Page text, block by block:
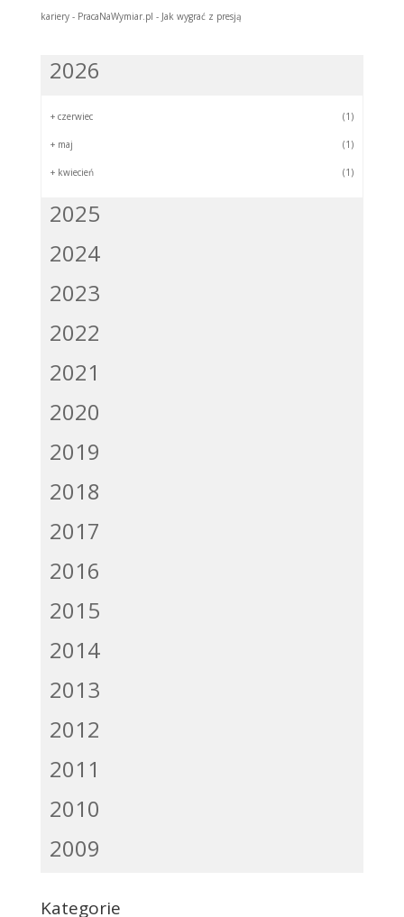
kariery - PracaNaWymiar.pl - Jak wygrać z presją
2026
+ czerwiec (1)
+ maj (1)
+ kwiecień (1)
2025
2024
2023
2022
2021
2020
2019
2018
2017
2016
2015
2014
2013
2012
2011
2010
2009
Kategorie